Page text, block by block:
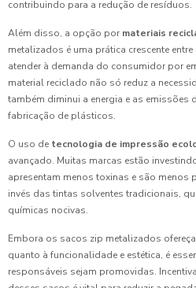
contribuindo para a redução de resíduos.
Além disso, a opção por materiais
metalizados é uma prática crescente
atender à demanda do consumidor por
material reciclado não só reduz a
também diminui a energia e as emissões
fabricação de plásticos.
O uso de tecnologia de impressão
avançado. Muitas marcas estão
apresentam menos toxinas e são menos
invés das tintas solventes tradicionais,
químicas nocivas.
Embora os sacos zip metalizados
quanto à funcionalidade e estética, é
responsáveis sejam promovidas.